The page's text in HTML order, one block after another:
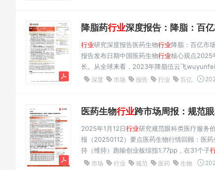
降脂药行业深度报告：降脂：百
行业研究深度报告医药生物行业降脂：百亿市
报告发布日期中国医药生物行业核心观点2025
长。从全球来看，2023年降脂伍云飞
到465.8亿美元，期间CAGR3.45%。傅肖依
深度 市场 报告 行业 百亿
医药生物行业跨市场周报：规范眼科
2025年1月12日行业研究规范眼科类医疗服务
报（20250112）要点医药生物行情回顾：医
持（维持）跑输创业板综指1.77pp，在31个子
2.74%，跑赢恒生国企指数0.91pp。作者上市
市场 行业 规范 医药 生物